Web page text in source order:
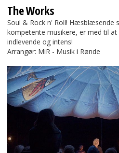
The Works
Soul & Rock n' Roll! Hæsblæsende
kompetente musikere, er med til
indlevende og intens!
Arrangør: MiR - Musik i Rønde
Det Hemmelige Bibliotek